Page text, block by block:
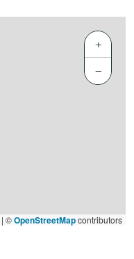
+
−
| ©OpenStreetMapcontributors